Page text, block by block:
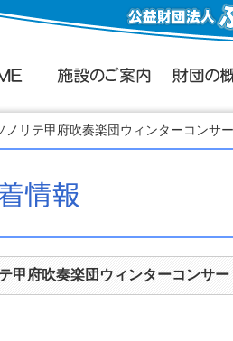
ノリテ甲府吹奏楽団ウィンターコンサ
甲府吹奏楽団ウィンターコンサ